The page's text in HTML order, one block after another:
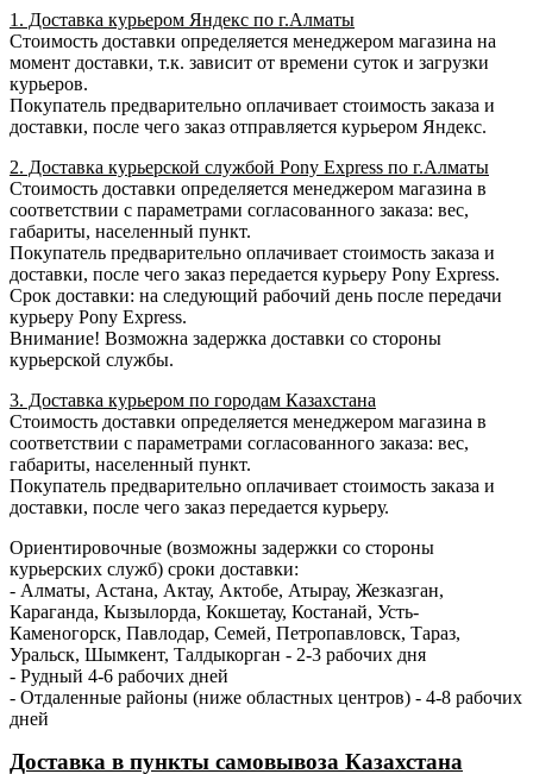
1. Доставка курьером Яндекс по г.Алматы
Стоимость доставки определяется менеджером магазина на
момент доставки, т.к. зависит от времени суток и загрузки
курьеров.
Покупатель предварительно оплачивает стоимость заказа и
доставки, после чего заказ отправляется курьером Яндекс.
2. Доставка курьерской службой Pony Express по г.Алматы
Стоимость доставки определяется менеджером магазина в
соответствии с параметрами согласованного заказа: вес,
габариты, населенный пункт.
Покупатель предварительно оплачивает стоимость заказа и
доставки, после чего заказ передается курьеру Pony Express.
Срок доставки: на следующий рабочий день после передачи
курьеру Pony Express.
Внимание! Возможна задержка доставки со стороны
курьерской службы.
3. Доставка курьером по городам Казахстана
Стоимость доставки определяется менеджером магазина в
соответствии с параметрами согласованного заказа: вес,
габариты, населенный пункт.
Покупатель предварительно оплачивает стоимость заказа и
доставки, после чего заказ передается курьеру.
Ориентировочные (возможны задержки со стороны
курьерских служб) сроки доставки:
- Алматы, Астана, Актау, Актобе, Атырау, Жезказган,
Караганда, Кызылорда, Кокшетау, Костанай, Усть-
Каменогорск, Павлодар, Семей, Петропавловск, Тараз,
Уральск, Шымкент, Талдыкорган - 2-3 рабочих дня
- Рудный 4-6 рабочих дней
- Отдаленные районы (ниже областных центров) - 4-8 рабочих
дней
Доставка в пункты самовывоза Казахстана